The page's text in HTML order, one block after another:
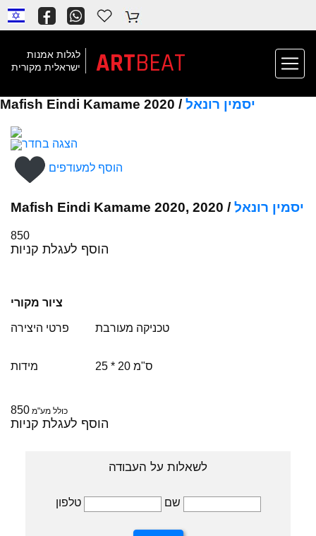
לגלות אמנות
ישראלית מקורית
ARTBEAT
Mafish Eindi Kamame 2020 / יסמין רונאל
הצגה בחדר
הוסף למעודפים
Mafish Eindi Kamame 2020, 2020 / יסמין רונאל
850
הוסף לעגלת קניות
ציור מקורי
פרטי היצירה טכניקה מעורבת
מידות 25 * 20 ס"מ
850 כולל מע"מ
הוסף לעגלת קניות
לשאלות על העבודה
שם